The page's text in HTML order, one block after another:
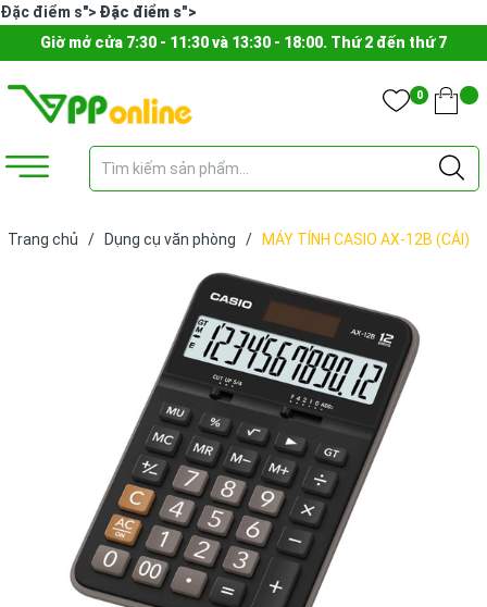
Đặc điểm s"> Đặc điểm s">
Giờ mở cửa 7:30 - 11:30 và 13:30 - 18:00. Thứ 2 đến thứ 7
0
Trang chủ / Dụng cụ văn phòng / MÁY TÍNH CASIO AX-12B (CÁI)